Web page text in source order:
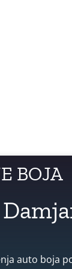
BOJA
auto boja